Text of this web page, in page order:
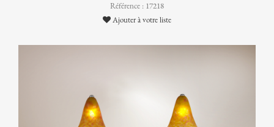
Référence : 17218
Ajouter à votre liste